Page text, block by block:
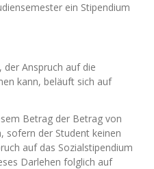
ein Stipendium
der Anspruch auf die
kann, beläuft sich auf
Betrag der Betrag von
sofern der Student keinen
auf das Sozialstipendium
Darlehen folglich auf